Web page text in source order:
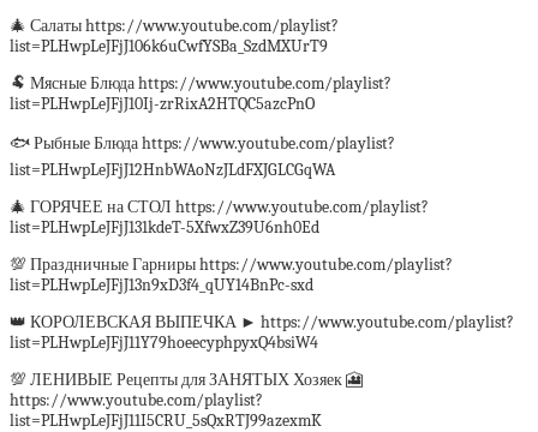
🎄 Салаты https://www.youtube.com/playlist?
list=PLHwpLeJFjJ106k6uCwfYSBa_SzdMXUrT9
🐏 Мясные Блюда https://www.youtube.com/playlist?
list=PLHwpLeJFjJ10Ij-zrRixA2HTQC5azcPnO
🐟 Рыбные Блюда https://www.youtube.com/playlist?
list=PLHwpLeJFjJ12HnbWAoNzJLdFXJGLCGqWA
🎄 ГОРЯЧЕЕ на СТОЛ https://www.youtube.com/playlist?
list=PLHwpLeJFjJ131kdeT-5XfwxZ39U6nh0Ed
💯 Праздничные Гарниры https://www.youtube.com/playlist?
list=PLHwpLeJFjJ13n9xD3f4_qUY14BnPc-sxd
👑 КОРОЛЕВСКАЯ ВЫПЕЧКА ► https://www.youtube.com/playlist?
list=PLHwpLeJFjJ11Y79hoeecyphpyxQ4bsiW4
💯 ЛЕНИВЫЕ Рецепты для ЗАНЯТЫХ Хозяек 🎦
https://www.youtube.com/playlist?
list=PLHwpLeJFjJ11I5CRU_5sQxRTJ99azexmK